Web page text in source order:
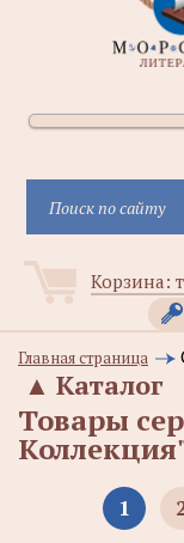
Корзина:
Главная страница
Каталог
▲
Товары
1